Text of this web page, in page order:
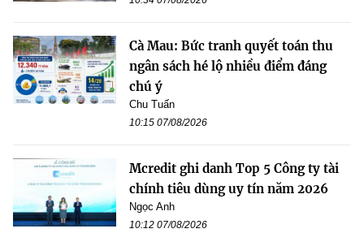
Cà Mau: Bức tranh quyết toán thu
ngân sách hé lộ nhiều điểm đáng
chú ý
Chu Tuấn
10:15 07/08/2026
Mcredit ghi danh Top 5 Công ty tài
chính tiêu dùng uy tín năm 2026
Ngọc Anh
10:12 07/08/2026